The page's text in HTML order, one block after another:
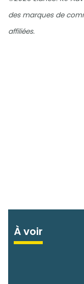
des marques de
affiliées.
À voir